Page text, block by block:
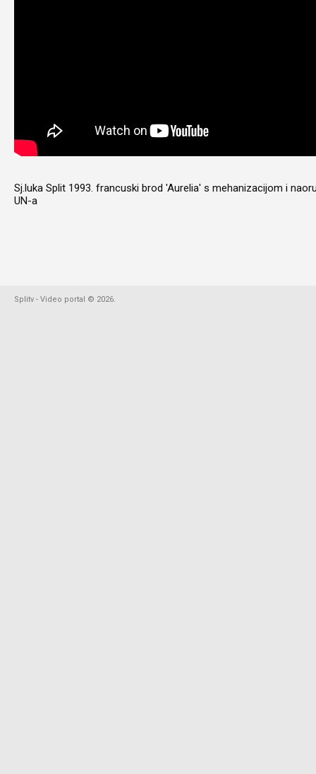
Sj.luka Split 1993. francuski brod 'Aurelia' s mehanizacijom i
UN-a
Splitv - Video portal © 2026.